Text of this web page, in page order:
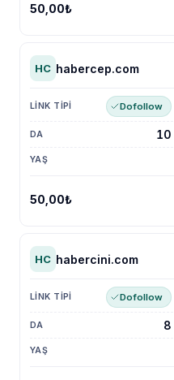
50,00₺
HC habercep.com
Dofollow
10
50,00₺
HC habercini.com
Dofollow
8